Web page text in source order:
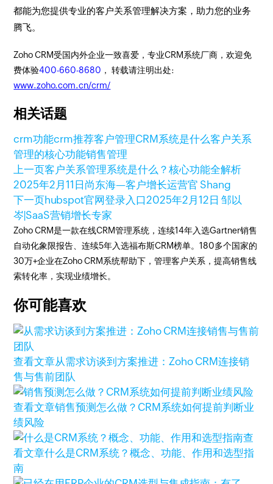
都能为您提供专业的客户关系管理解决方案，助力您的业务
腾飞。
Zoho CRM受国内外企业一致喜爱，专业CRM系统厂商，欢迎免
费体验400-660-8680 ， 转载请注明出处:
www.zoho.com.cn/crm/
相关话题
crm功能crm推荐客户管理CRM系统是什么客户关系
管理的核心功能销售管理
上一页客户关系管理系统是什么？核心功能全解析
2025年2月11日 尚东海—客户增长运营官 Shang
下一页hubspot官网登录入口2025年2月12日 邹以
岑|SaaS营销增长专家
Zoho CRM是一款在线CRM管理系统，连续14年入选Gartner销售
自动化象限报告、连续5年入选福布斯CRM榜单。180多个国家的
30万+企业在Zoho CRM系统帮助下，管理客户关系，提高销售线
索转化率，实现业绩增长。
你可能喜欢
查看文章从需求访谈到方案推进：Zoho CRM连接销
售与售前团队
查看文章销售预测怎么做？CRM系统如何提前判断业
绩风险
查
看文章什么是CRM系统？概念、功能、作用和选型指
南